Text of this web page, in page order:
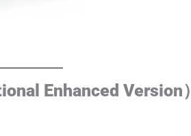
Enhanced Version）